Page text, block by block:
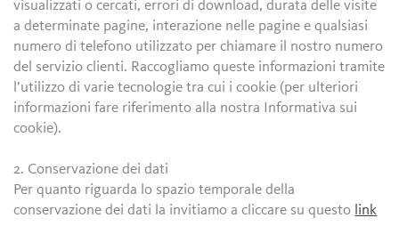
visualizzati o cercati, errori di download, durata delle visite
a determinate pagine, interazione nelle pagine e qualsiasi
numero di telefono utilizzato per chiamare il nostro numero
del servizio clienti. Raccogliamo queste informazioni tramite
l’utilizzo di varie tecnologie tra cui i cookie (per ulteriori
informazioni fare riferimento alla nostra Informativa sui
cookie).
2. Conservazione dei dati
Per quanto riguarda lo spazio temporale della
conservazione dei dati la invitiamo a cliccare su questo link